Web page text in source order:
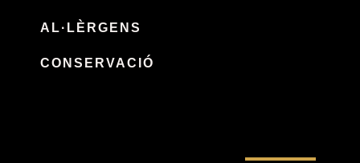
AL·LÈRGENS
CONSERVACIÓ